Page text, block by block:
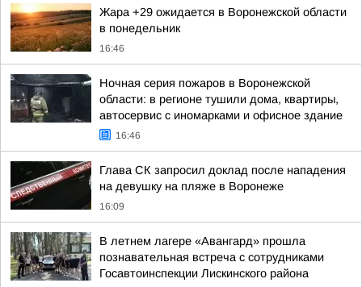
Жара +29 ожидается в Воронежской области
в понедельник
16:46
Ночная серия пожаров в Воронежской
области: в регионе тушили дома, квартиры,
автосервис с иномарками и офисное здание
16:46
Глава СК запросил доклад после нападения
на девушку на пляже в Воронеже
16:09
В летнем лагере «Авангард» прошла
познавательная встреча с сотрудниками
Госавтоинспекции Лискинского района